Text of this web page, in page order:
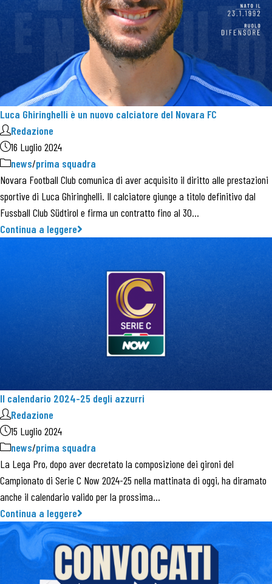
Luca Ghiringhelli è un nuovo calciatore del Novara FC
Redazione
16 Luglio 2024
news/prima squadra
Novara Football Club comunica di aver acquisito il diritto alle prestazioni
sportive di Luca Ghiringhelli. Il calciatore giunge a titolo definitivo dal
Fussball Club Südtirol e firma un contratto fino al 30…
Continua a leggere
Il calendario 2024-25 degli azzurri
Redazione
15 Luglio 2024
news/prima squadra
La Lega Pro, dopo aver decretato la composizione dei gironi del
Campionato di Serie C Now 2024-25 nella mattinata di oggi, ha diramato
anche il calendario valido per la prossima…
Continua a leggere